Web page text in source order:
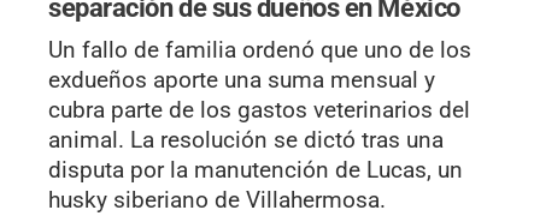
separación de sus dueños en México
Un fallo de familia ordenó que uno de los
exdueños aporte una suma mensual y
cubra parte de los gastos veterinarios del
animal. La resolución se dictó tras una
disputa por la manutención de Lucas, un
husky siberiano de Villahermosa.